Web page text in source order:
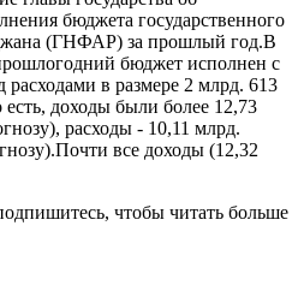
бюджета государственного
(ГНФАР) за прошлый год.В
бюджет исполнен с
расходами в размере 2 млрд. 613
доходы были более 12,73
расходы - 10,11 млрд.
все доходы (12,32
чтобы читать больше